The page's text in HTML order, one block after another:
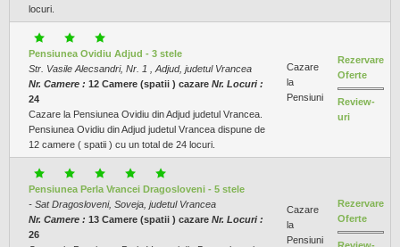
locuri.
Pensiunea Ovidiu Adjud - 3 stele
Str. Vasile Alecsandri, Nr. 1 , Adjud, judetul Vrancea
Nr. Camere : 12 Camere (spatii ) cazare Nr. Locuri :
24
Cazare la Pensiunea Ovidiu din Adjud judetul Vrancea.
Pensiunea Ovidiu din Adjud judetul Vrancea dispune de
12 camere ( spatii ) cu un total de 24 locuri.
Cazare
la
Pensiuni
Rezervare
Oferte
Review-
uri
Pensiunea Perla Vrancei Dragosloveni - 5 stele
- Sat Dragosloveni, Soveja, judetul Vrancea
Nr. Camere : 13 Camere (spatii ) cazare Nr. Locuri :
26
Cazare
la
Pensiuni
Rezervare
Oferte